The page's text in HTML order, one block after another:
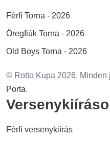
Férfi Torna - 2026
Öregfiúk Torna - 2026
Old Boys Torna - 2026
© Rotto Kupa 2026. Minden
Porta.
Férfi versenykiírás